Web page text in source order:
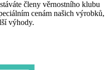
členy věrnostního klubu
cenám našich výrobků,
výhody.